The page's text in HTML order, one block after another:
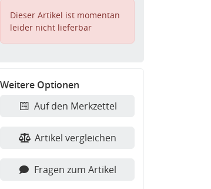
Dieser Artikel ist momentan
leider nicht lieferbar
Weitere Optionen
Auf den Merkzettel
Artikel vergleichen
Fragen zum Artikel